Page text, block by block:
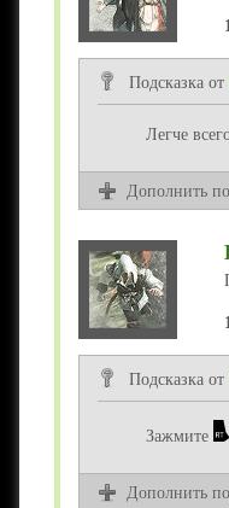
Подсказка от
Легче
Дополнить
Подсказка от
Зажмите
Дополнить